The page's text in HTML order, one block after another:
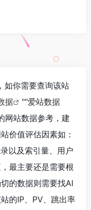
如你需要查询该站
据 ""爱站数据
网站数据参考，建
价值评估因素如：
以及索引量、用户
最主要还是需要根
的数据则需要找AI
的IP、PV、跳出率